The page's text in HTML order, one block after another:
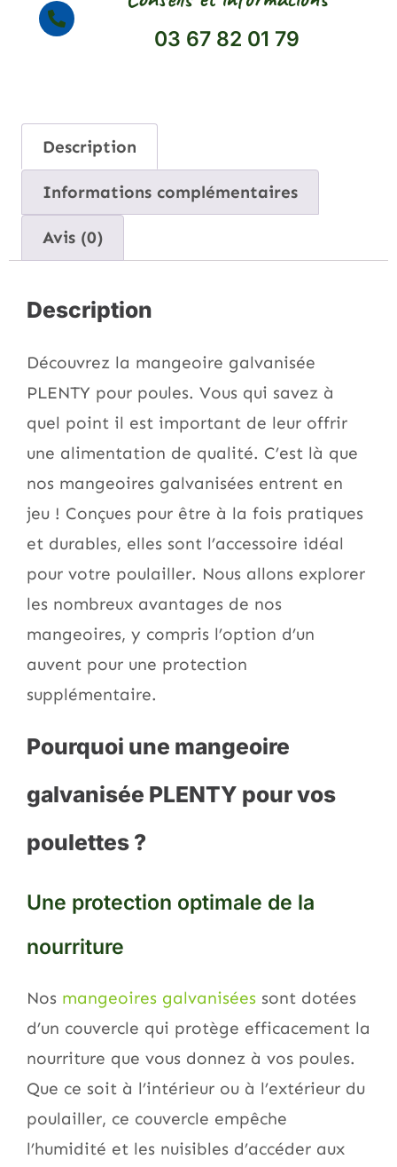
03 67 82 01 79
Description
Informations complémentaires
Avis (0)
Description
Découvrez la mangeoire galvanisée
PLENTY pour poules. Vous qui savez à
quel point il est important de leur offrir
une alimentation de qualité. C’est là que
nos mangeoires galvanisées entrent en
jeu ! Conçues pour être à la fois pratiques
et durables, elles sont l’accessoire idéal
pour votre poulailler. Nous allons explorer
les nombreux avantages de nos
mangeoires, y compris l’option d’un
auvent pour une protection
supplémentaire.
Pourquoi une mangeoire
galvanisée PLENTY pour vos
poulettes ?
Une protection optimale de la
nourriture
Nos mangeoires galvanisées sont dotées
d’un couvercle qui protège efficacement la
nourriture que vous donnez à vos poules.
Que ce soit à l’intérieur ou à l’extérieur du
poulailler, ce couvercle empêche
l’humidité et les nuisibles d’accéder aux